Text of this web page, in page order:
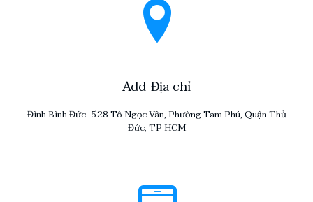
Add-Địa chỉ
Đình Bình Đức- 528 Tô Ngọc Vân, Phường Tam Phú, Quận Thủ
Đức, TP HCM